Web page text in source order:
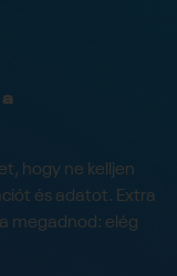
hogy ne kelljen
és adatot. Extra
megadnod: elég